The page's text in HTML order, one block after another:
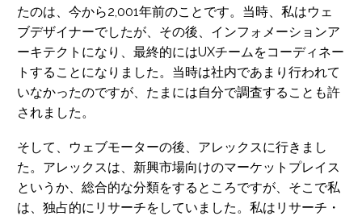
たのは、今から2,001年前のことです。当時、私はウェ
ブデザイナーでしたが、その後、インフォメーションア
ーキテクトになり、最終的にはUXチームをコーディネー
トすることになりました。当時は社内であまり行われて
いなかったのですが、たまには自分で調査することも許
されました。
そして、ウェブモーターの後、アレックスに行きまし
た。アレックスは、新興市場向けのマーケットプレイス
というか、総合的な分類をするところですが、そこで私
は、独占的にリサーチをしていました。私はリサーチ・